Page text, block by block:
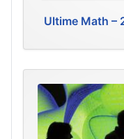
Ultime Math –